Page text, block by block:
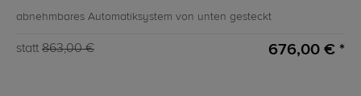
abnehmbares Automatiksystem von unten gesteckt
statt 863,00 € 676,00 € *